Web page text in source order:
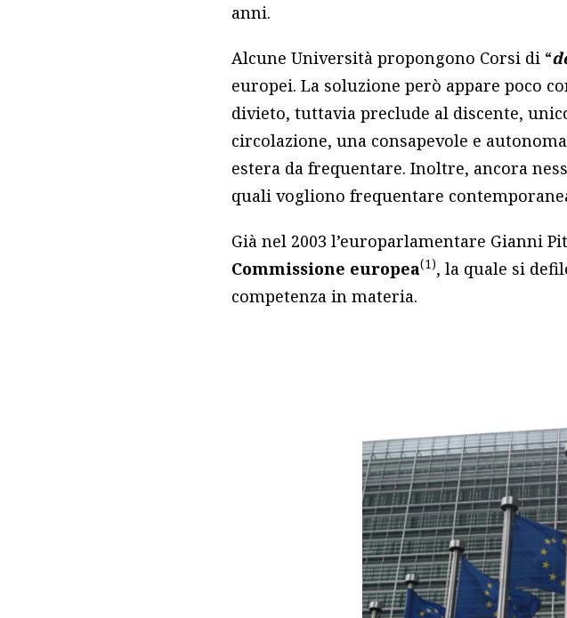
anni.
Alcune Università propongono Corsi di “
europei. La soluzione però appare poco
divieto, tuttavia preclude al discente,
circolazione, una consapevole e
estera da frequentare. Inoltre, ancora
quali vogliono frequentare
Già nel 2003 l’europarlamentare Gianni
Commissione europea(1), la quale si
competenza in materia.